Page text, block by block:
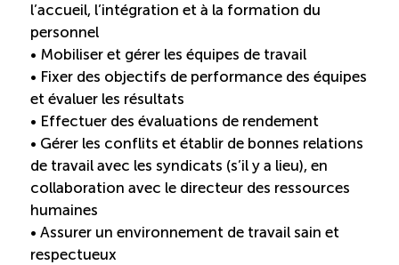
Diagnostic Nord-du-Québec
Programme de francisation
Métiers et carrières en tourisme
Norme entretien ménager
Boomerang
l’accueil, l’intégration et à la formation du
personnel
• Mobiliser et gérer les équipes de travail
• Fixer des objectifs de performance des équipes
et évaluer les résultats
• Effectuer des évaluations de rendement
• Gérer les conflits et établir de bonnes relations
de travail avec les syndicats (s’il y a lieu), en
collaboration avec le directeur des ressources
humaines
• Assurer un environnement de travail sain et
respectueux